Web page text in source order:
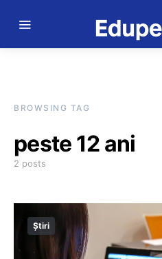
BROWSING TAG
peste 12 ani
2 posts
Știri